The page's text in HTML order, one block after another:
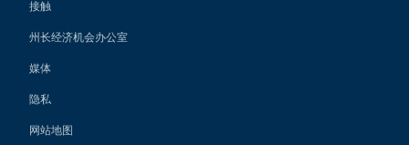
接触
州长经济机会办公室
媒体
隐私
网站地图